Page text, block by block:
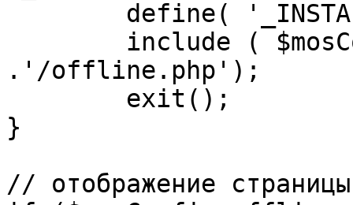
.'/offline.php');
}
// отображение